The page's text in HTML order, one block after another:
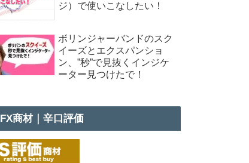
ジ）で使いこなしたい！
ボリンジャーバンドのスク
イーズとエクスパンショ
ン、”秒”で見抜くインジケ
ーター見つけたで！
FX商材｜辛口評価